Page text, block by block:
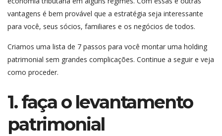
vantagens é bem provável que a estratégia seja interessante
para você, seus sócios, familiares e os negócios de todos.
Criamos uma lista de 7 passos para você montar uma holding
patrimonial sem grandes complicações. Continue a seguir e veja
como proceder.
1. faça o levantamento
patrimonial